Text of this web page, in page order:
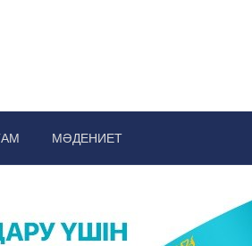
МӘДЕНИЕТ